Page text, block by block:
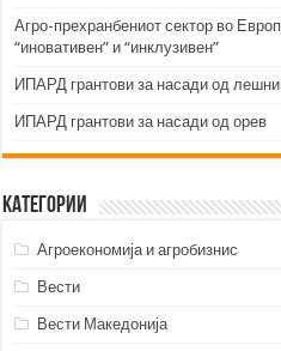
Агро-прехранбениот сектор во
“иновативен” и “инклузивен”
ИПАРД грантови за насади од
ИПАРД грантови за насади од орев
Категории
Агроекономија и агробизнис
Вести
Вести Македонија